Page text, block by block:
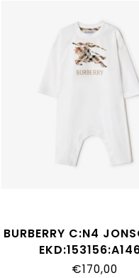
BURBERRY C:N4
€170,00